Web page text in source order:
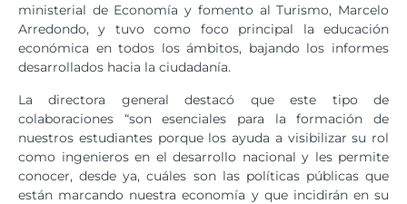
ministerial de Economía y fomento al Turismo, Marcelo
Arredondo, y tuvo como foco principal la educación
económica en todos los ámbitos, bajando los informes
desarrollados hacia la ciudadanía.
La directora general destacó que este tipo de
colaboraciones “son esenciales para la formación de
nuestros estudiantes porque los ayuda a visibilizar su rol
como ingenieros en el desarrollo nacional y les permite
conocer, desde ya, cuáles son las políticas públicas que
están marcando nuestra economía y que incidirán en su